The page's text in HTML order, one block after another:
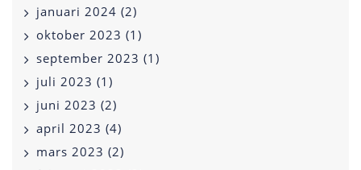
januari 2024 (2)
oktober 2023 (1)
september 2023 (1)
juli 2023 (1)
juni 2023 (2)
april 2023 (4)
mars 2023 (2)